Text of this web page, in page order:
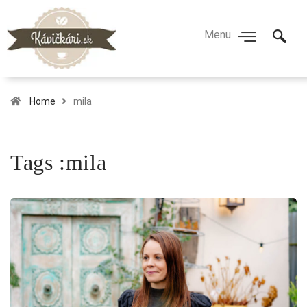
Home mila
Tags :mila